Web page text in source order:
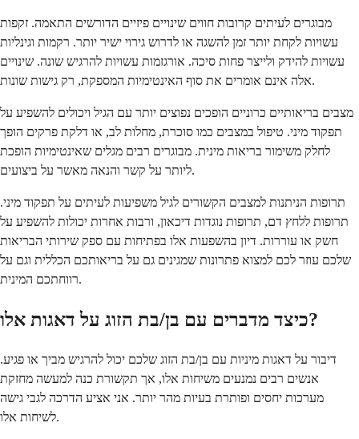
מבוגרים לעיתים קרובות חווים שינויים פיזיים הדורשים התאמה. זקפות
עשויות לקחת יותר זמן להשגה או לדרוש גירוי ישיר יותר. רקמות וגינליות
עשויות להידק ולייצר פחות סיכה. אורגזמות עשויות להרגיש שונה. שינויים
אלה אינם אומרים את סוף האינטימיות המספקת, רק גישות שונות.
מצבים בריאותיים כרוניים הופכים נפוצים יותר עם הגיל ויכולים להשפיע על
תפקוד מיני. טיפול במצבים כמו סוכרת, מחלות לב, או דלקת פרקים הופך
לחלק משימור בריאות מינית. מבוגרים רבים מגלים שאינטימיות הופכת
ליותר על קשר והנאה מאשר על ביצועים.
תרופות הניתנות למצבים הקשורים לגיל משפיעות לעיתים על תפקוד מיני.
תרופות ללחץ דם, תרופות נוגדות דיכאון, ורבות אחרות יכולות להשפיע על
חשק או עוררות. דיון בהשפעות אלו בפתיחות עם ספק שירותי הבריאות
שלכם עוזר לכם למצוא פתרונות שמגינים גם על בריאותכם הכללית וגם על
רווחתכם המינית.
כיצד מדברים עם בן/בת הזוג על דאגות אלו?
דיבור על דאגות מיניות עם בן/בת הזוג שלכם יכול להרגיש מביך או פגיע.
אנשים רבים נמנעים משיחות אלו, אך תקשורת כנה למעשה מחזקת
מערכות יחסים ופותרת בעיות מהר יותר. אני אציע הדרכה לגבי גישה
לשיחות אלו.